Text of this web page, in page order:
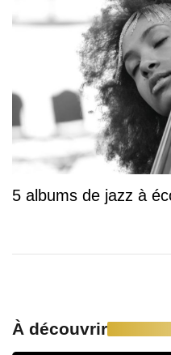
5 albums de jazz à
À découvrir